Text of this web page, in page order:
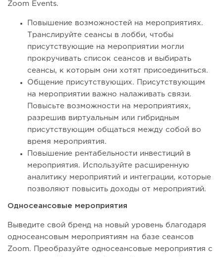
Zoom Events.
Повышение возможностей на мероприятиях.
Транслируйте сеансы в лобби, чтобы
присутствующие на мероприятии могли
прокручивать список сеансов и выбирать
сеансы, к которым они хотят присоединиться.
Общение присутствующих. Присутствующим
на мероприятии важно налаживать связи.
Повысьте возможности на мероприятиях,
разрешив виртуальным или гибридным
присутствующим общаться между собой во
время мероприятия.
Повышение рентабельности инвестиций в
мероприятия. Используйте расширенную
аналитику мероприятий и интеграции, которые
позволяют повысить доходы от мероприятий.
Односеансовые мероприятия
Выведите свой бренд на новый уровень благодаря
односеансовым мероприятиям на базе сеансов
Zoom. Преобразуйте односеансовые мероприятия с